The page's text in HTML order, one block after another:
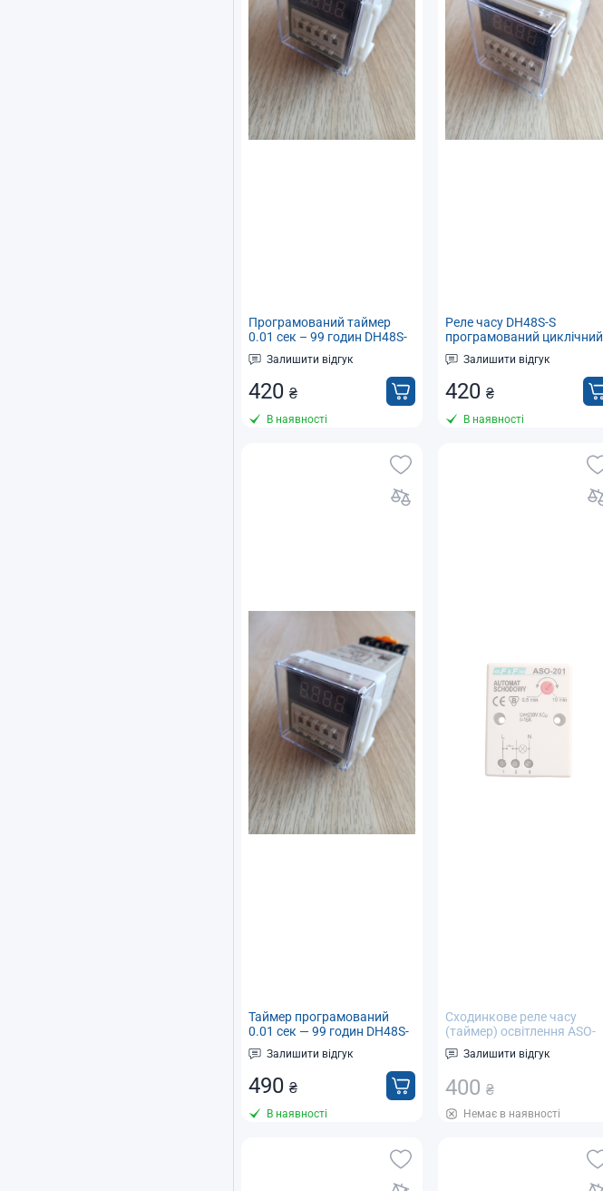
Програмований таймер
0.01 сек – 99 годин DH48S-
2Z 220В / Реле часу
Залишити відгук
420 ₴
В наявності
Реле часу DH48S-S
програмований циклічний
таймер 0.1 с - 99 год,
живлення 220 В
Залишити відгук
420₴
В наявності
Таймер програмований
0.01 сек — 99 годин DH48S-
2Z 24 В Реле часу
Залишити відгук
490 ₴
В наявності
Сходинкове реле часу
(таймер) освітлення ASO-
201 (РЧ-602)
Залишити відгук
400₴
Немає в наявності